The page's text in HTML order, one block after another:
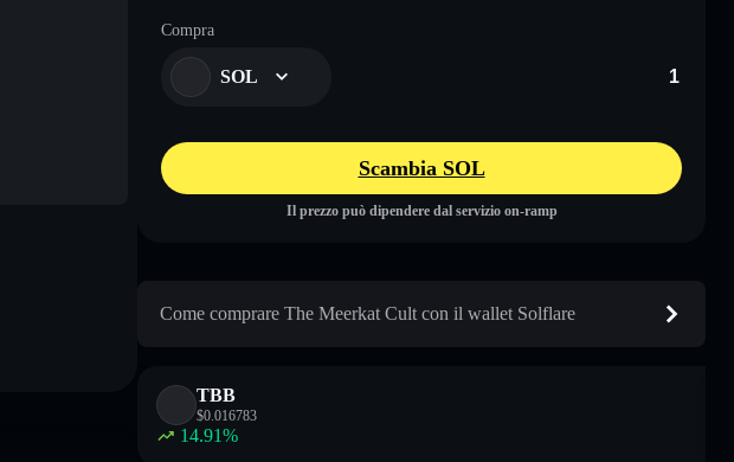
Compra
SOL
Scambia SOL
Il prezzo può dipendere dal servizio on-ramp
Come comprare The Meerkat Cult con il wallet Solflare
TBB
$0.016783
14.91%